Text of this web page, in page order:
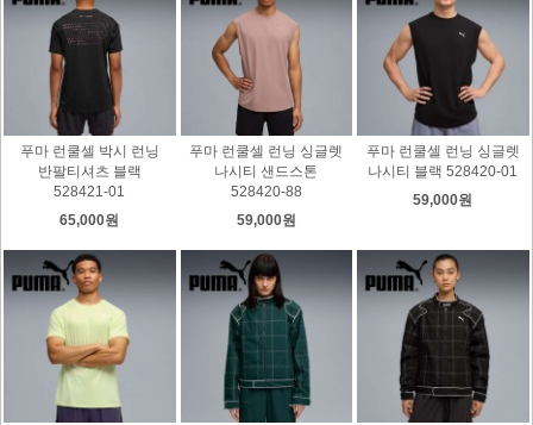
푸마 런쿨셀 박시 런닝
반팔티셔츠 블랙
528421-01
65,000원
푸마 런쿨셀 런닝 싱글렛
나시티 샌드스톤
528420-88
59,000원
푸마 런쿨셀 런닝 싱글렛
나시티 블랙 528420-01
59,000원